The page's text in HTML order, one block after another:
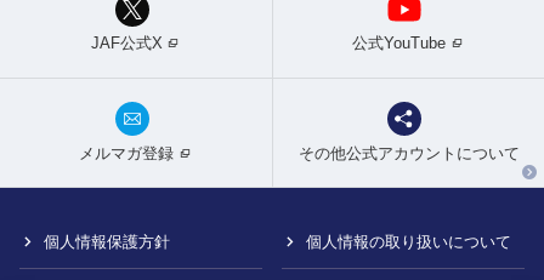
JAF公式X 公式YouTube
メルマガ登録 その他公式アカウントについて
個人情報保護方針 個人情報の取り扱いについて